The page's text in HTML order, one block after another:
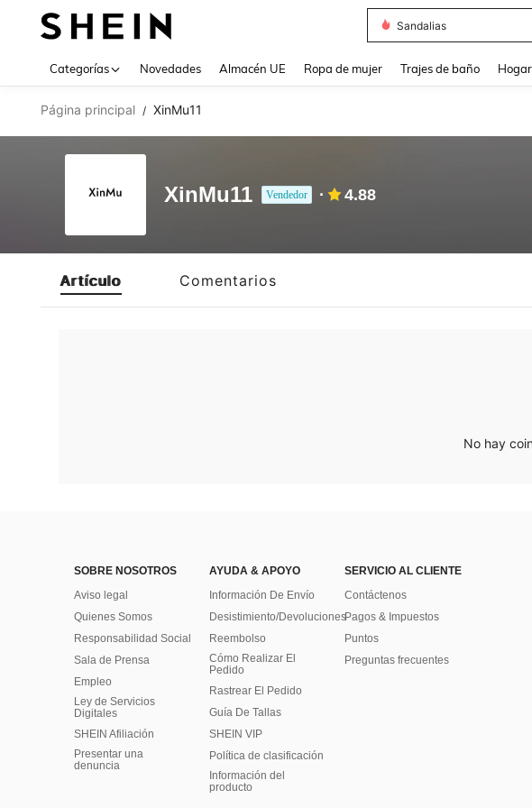
Sandalias
Categorías Novedades Almacén UE Ropa de mujer Trajes de baño
Página principal / XinMu11
XinMu11 Vendedor 4.88
Artículo Comentarios
No hay
SOBRE NOSOTROS
Aviso legal
Quienes Somos
Responsabilidad Social
Sala de Prensa
Empleo
Ley de Servicios
Digitales
SHEIN Afiliación
Presentar una
denuncia
AYUDA & APOYO
Información De Envío
Desistimiento/Devoluciones
Reembolso
Cómo Realizar El
Pedido
Rastrear El Pedido
Guía De Tallas
SHEIN VIP
Política de clasificación
​Información del
producto
SERVICIO AL CLIENTE
Contáctenos
Pagos & Impuestos
Puntos
Preguntas frecuentes